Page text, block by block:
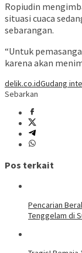
Ropiudin
situasi cuaca
sebarangan.
“Untuk
karena akan
delik.co.idGudang
Sebarkan
Pos terkait
Pencarian
Tenggelam di